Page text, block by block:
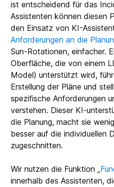
ist entscheidend für das
Assistenten können diesen
den Einsatz von KI-
Anforderungen an die
Sun-Rotationen, einfacher.
Oberfläche, die von einem
Model) unterstützt wird,
Erstellung der Pläne und
spezifische Anforderungen
verstehen. Dieser KI-
die Planung, macht sie
besser auf die individuellen
zugeschnitten.
Wir nutzen die Funktion „
innerhalb des Assistenten,